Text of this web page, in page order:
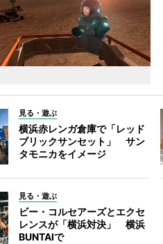
見る・遊ぶ
横浜赤レンガ倉庫で「レッド
ブリックサンセット」 サン
タモニカをイメージ
見る・遊ぶ
ビー・コルセアーズとエクセ
レンスが「横浜対決」 横浜
BUNTAIで